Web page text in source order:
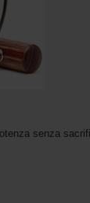
senza